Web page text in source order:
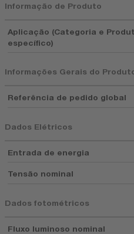
Informação de Produto
Aplicação (Categoria e
específico)
Informações Gerais do
Referência de pedido global
Dados Elétricos
Entrada de energia
Tensão nominal
Dados fotométricos
Fluxo luminoso nominal